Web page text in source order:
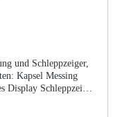
und Schleppzeiger,
Kapsel Messing
Display Schleppzeiger